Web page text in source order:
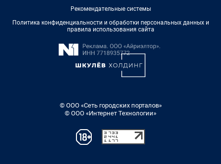
Рекомендательные системы
Политика конфиденциальности и обработки персональных данных и
правила использования сайта
© ООО «Сеть городских порталов»
© ООО «Интернет Технологии»